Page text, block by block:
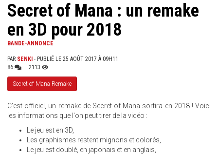
Secret of Mana : un remake
en 3D pour 2018
BANDE-ANNONCE
PAR SENKI - PUBLIÉ LE 25 AOÛT 2017 À 09H11
86
2113
Secret of Mana Remake
C'est officiel, un remake de Secret of Mana sortira en 2018 ! Voici
les informations que l'on peut tirer de la vidéo :
Le jeu est en 3D,
Les graphismes restent mignons et colorés,
Le jeu est doublé, en japonais et en anglais,